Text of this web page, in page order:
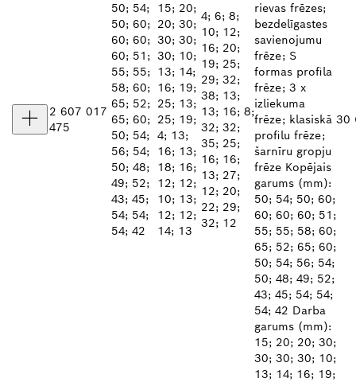
2 607 017
475
50; 54;
50; 60;
60; 60;
60; 51;
55; 55;
58; 60;
65; 52;
65; 60;
50; 54;
56; 54;
50; 48;
49; 52;
43; 45;
54; 54;
54; 42
15; 20;
20; 30;
30; 30;
30; 10;
13; 14;
16; 19;
25; 13;
25; 19;
4; 13;
16; 13;
18; 16;
12; 12;
10; 13;
12; 12;
14; 13
4; 6; 8;
10; 12;
16; 20;
19; 25;
29; 32;
38; 13;
13; 16; 8;
32; 32;
35; 25;
16; 16;
13; 27;
12; 20;
22; 29;
32; 12
rievas frēzes;
bezdelīgastes
savienojumu
frēze; S
formas profila
frēze; 3 x
izliekuma
frēze; klasiskā
profilu frēze;
šarnīru gropju
frēze Kopējais
garums (mm):
50; 54; 50; 60;
60; 60; 60; 51;
55; 55; 58; 60;
65; 52; 65; 60;
50; 54; 56; 54;
50; 48; 49; 52;
43; 45; 54; 54;
54; 42 Darba
garums (mm):
15; 20; 20; 30;
30; 30; 30; 10;
13; 14; 16; 19;
30